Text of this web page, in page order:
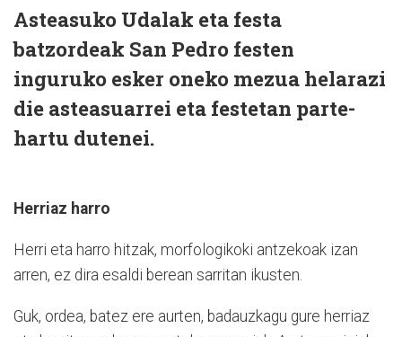
Asteasuko Udalak eta festa
batzordeak San Pedro festen
inguruko esker oneko mezua helarazi
die asteasuarrei eta festetan parte-
hartu dutenei.
Herriaz harro
Herri eta harro hitzak, morfologikoki antzekoak izan
arren, ez dira esaldi berean sarritan ikusten.
Guk, ordea, batez ere aurten, badauzkagu gure herriaz